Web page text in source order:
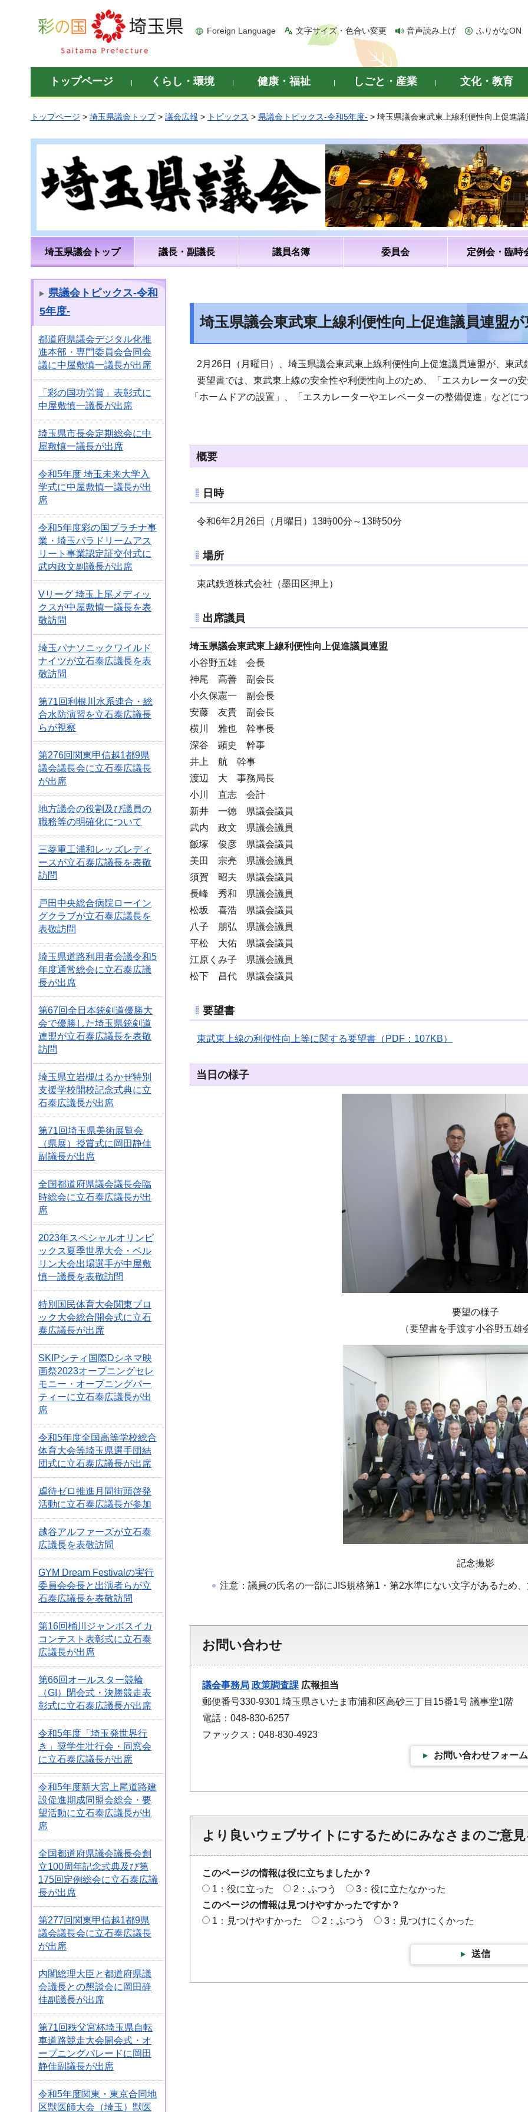
彩の国 埼玉県
Foreign Language 文字サイズ・色合い変更 音声読み上げ ふりがなON
トップページ くらし・環境 健康・福祉 しごと・産業 文化・教育
トップページ > 埼玉県議会トップ> 議会広報 > トピックス > 県議会トピックス-令和5年度- > 埼玉県議会東武東上線利便性向上促進
埼玉県議会トップ 議長・副議長 議員名簿 委員会 定例会・臨時
県議会トピックス-令和
5年度-
都道府県議会デジタル化推
進本部・専門委員会合同会
議に中屋敷慎一議長が出席
「彩の国功労賞」表彰式に
中屋敷慎一議長が出席
埼玉県市長会定期総会に中
屋敷慎一議長が出席
令和5年度 埼玉未来大学入
学式に中屋敷慎一議長が出
席
令和5年度彩の国プラチナ事
業・埼玉パラドリームアス
リート事業認定証交付式に
武内政文副議長が出席
Vリーグ 埼玉上尾メディッ
クスが中屋敷慎一議長を表
敬訪問
埼玉パナソニックワイルド
ナイツが立石泰広議長を表
敬訪問
第71回利根川水系連合・総
合水防演習を立石泰広議長
らが視察
第276回関東甲信越1都9県
議会議長会に立石泰広議長
が出席
地方議会の役割及び議員の
職務等の明確化について
三菱重工浦和レッズレディ
ースが立石泰広議長を表敬
訪問
戸田中央総合病院ローイン
グクラブが立石泰広議長を
表敬訪問
埼玉県道路利用者会議令和5
年度通常総会に立石泰広議
長が出席
第67回全日本銃剣道優勝大
会で優勝した埼玉県銃剣道
連盟が立石泰広議長を表敬
訪問
埼玉県立岩槻はるかぜ特別
支援学校開校記念式典に立
石泰広議長が出席
第71回埼玉県美術展覧会
（県展）授賞式に岡田静佳
副議長が出席
全国都道府県議会議長会臨
時総会に立石泰広議長が出
席
2023年スペシャルオリンピ
ックス夏季世界大会・ベル
リン大会出場選手が中屋敷
慎一議長を表敬訪問
特別国民体育大会関東ブロ
ック大会総合開会式に立石
泰広議長が出席
SKIPシティ国際Dシネマ映
画祭2023オープニングセレ
モニー・オープニングパー
ティーに立石泰広議長が出
席
令和5年度全国高等学校総合
体育大会等埼玉県選手団結
団式に立石泰広議長が出席
虐待ゼロ推進月間街頭啓発
活動に立石泰広議長が参加
越谷アルファーズが立石泰
広議長を表敬訪問
GYM Dream Festivalの実行
委員会会長と出演者らが立
石泰広議長を表敬訪問
第16回桶川ジャンボスイカ
コンテスト表彰式に立石泰
広議長が出席
第66回オールスター競輪
（GI）閉会式・決勝競走表
彰式に立石泰広議長が出席
令和5年度「埼玉発世界行
き」奨学生壮行会・同窓会
に立石泰広議長が出席
令和5年度新大宮上尾道路建
設促進期成同盟会総会・要
望活動に立石泰広議長が出
席
全国都道府県議会議長会創
立100周年記念式典及び第
175回定例総会に立石泰広議
長が出席
第277回関東甲信越1都9県
議会議長会に立石泰広議長
が出席
内閣総理大臣と都道府県議
会議長との懇談会に岡田静
佳副議長が出席
第71回秩父宮杯埼玉県自転
車道路競走大会開会式・オ
ープニングパレードに岡田
静佳副議長が出席
令和5年度関東・東京合同地
区獣医師大会（埼玉）獣医
埼玉県議会東武東上線利便性向上促進議員連盟
2月26日（月 曜日）、埼玉県議会東武東上線利便性向上促進議員連盟が、東
要望書では、東武東上線の安全性や利便性向上のため、「エスカレーターの
「ホームドアの設置」、「エスカレーターやエレベーターの整備促進」などに
概要
日時
令和6年2月26日（月曜日）13時00分～13時50分
場所
東武鉄道株式会社（墨田区押上）
出席議員
埼玉県議会東武東上線利便性向上促進議員連盟
小谷野五雄 会長
神尾 高善 副会長
小久保憲一 副会長
安藤 友貴 副会長
横川 雅也 幹事長
深谷 顕史 幹事
井上 航 幹事
渡辺 大 事務局長
小川 直志 会計
新井 一徳 県議会議員
武内 政文 県議会議員
飯塚 俊彦 県議会議員
美田 宗亮 県議会議員
須賀 昭夫 県議会議員
長峰 秀和 県議会議員
松坂 喜浩 県議会議員
八子 朋弘 県議会議員
平松 大佑 県議会議員
江原くみ子 県議会議員
松下 昌代 県議会議員
要望書
東武東上線の利便性向上等に関する要望書（PDF：107KB）
当日の様子
要望の様子
（要望書を手渡す小谷野五雄
記念撮影
注意：議員の氏名の一部にJIS規格第1・第2水準にない文字があるため
お問い合わせ
議会事務局 政策調査課 広報担当
郵便番号330-9301 埼玉県さいたま市浦和区高砂三丁目15番1号 議事堂1階
電話：048-830-6257
ファックス：048-830-4923
お問い合わせフォーム
より良いウェブサイトにするためにみなさまのご意
このページの情報は役に立ちましたか？
1：役に立った
2：ふつう
3：役に立たなかった
このページの情報は見つけやすかったですか？
1：見つけやすかった
2：ふつう 3：見つけにくかった
送信